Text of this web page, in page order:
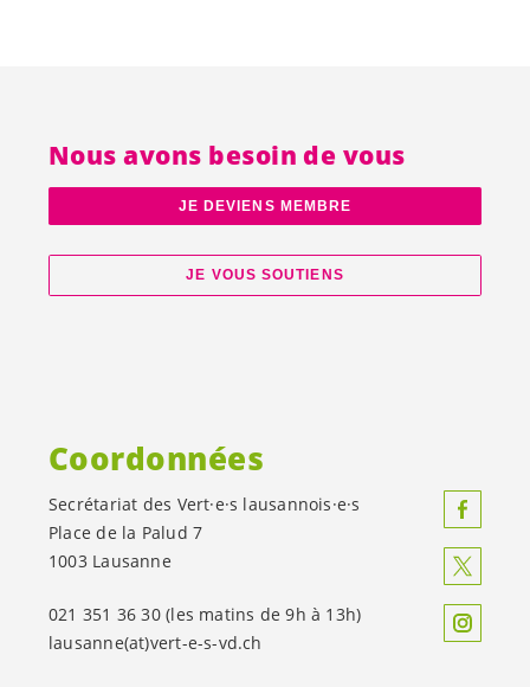
Nous avons besoin de vous
JE DEVIENS MEMBRE
JE VOUS SOUTIENS
Coordonnées
Secrétariat des Vert·e·s lausannois·e·s
Place de la Palud 7
1003 Lausanne
021 351 36 30 (les matins de 9h à 13h)
lausanne(at)vert-e-s-vd.ch